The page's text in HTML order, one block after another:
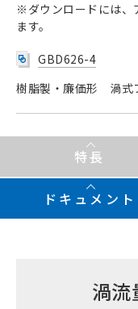
※ダウンロードには、
ます。
GBD626-4
樹脂製・廉価形 渦式
特長
ドキュメント
渦流